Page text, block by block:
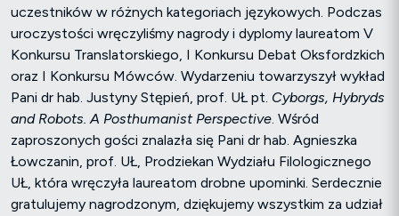
uczestników w różnych kategoriach językowych. Podczas
uroczystości wręczyliśmy nagrody i dyplomy laureatom V
Konkursu Translatorskiego, I Konkursu Debat Oksfordzkich
oraz I Konkursu Mówców. Wydarzeniu towarzyszył wykład
Pani dr hab. Justyny Stępień, prof. UŁ pt. Cyborgs, Hybryds
and Robots. A Posthumanist Perspective. Wśród
zaproszonych gości znalazła się Pani dr hab. Agnieszka
Łowczanin, prof. UŁ, Prodziekan Wydziału Filologicznego
UŁ, która wręczyła laureatom drobne upominki. Serdecznie
gratulujemy nagrodzonym, dziękujemy wszystkim za udział